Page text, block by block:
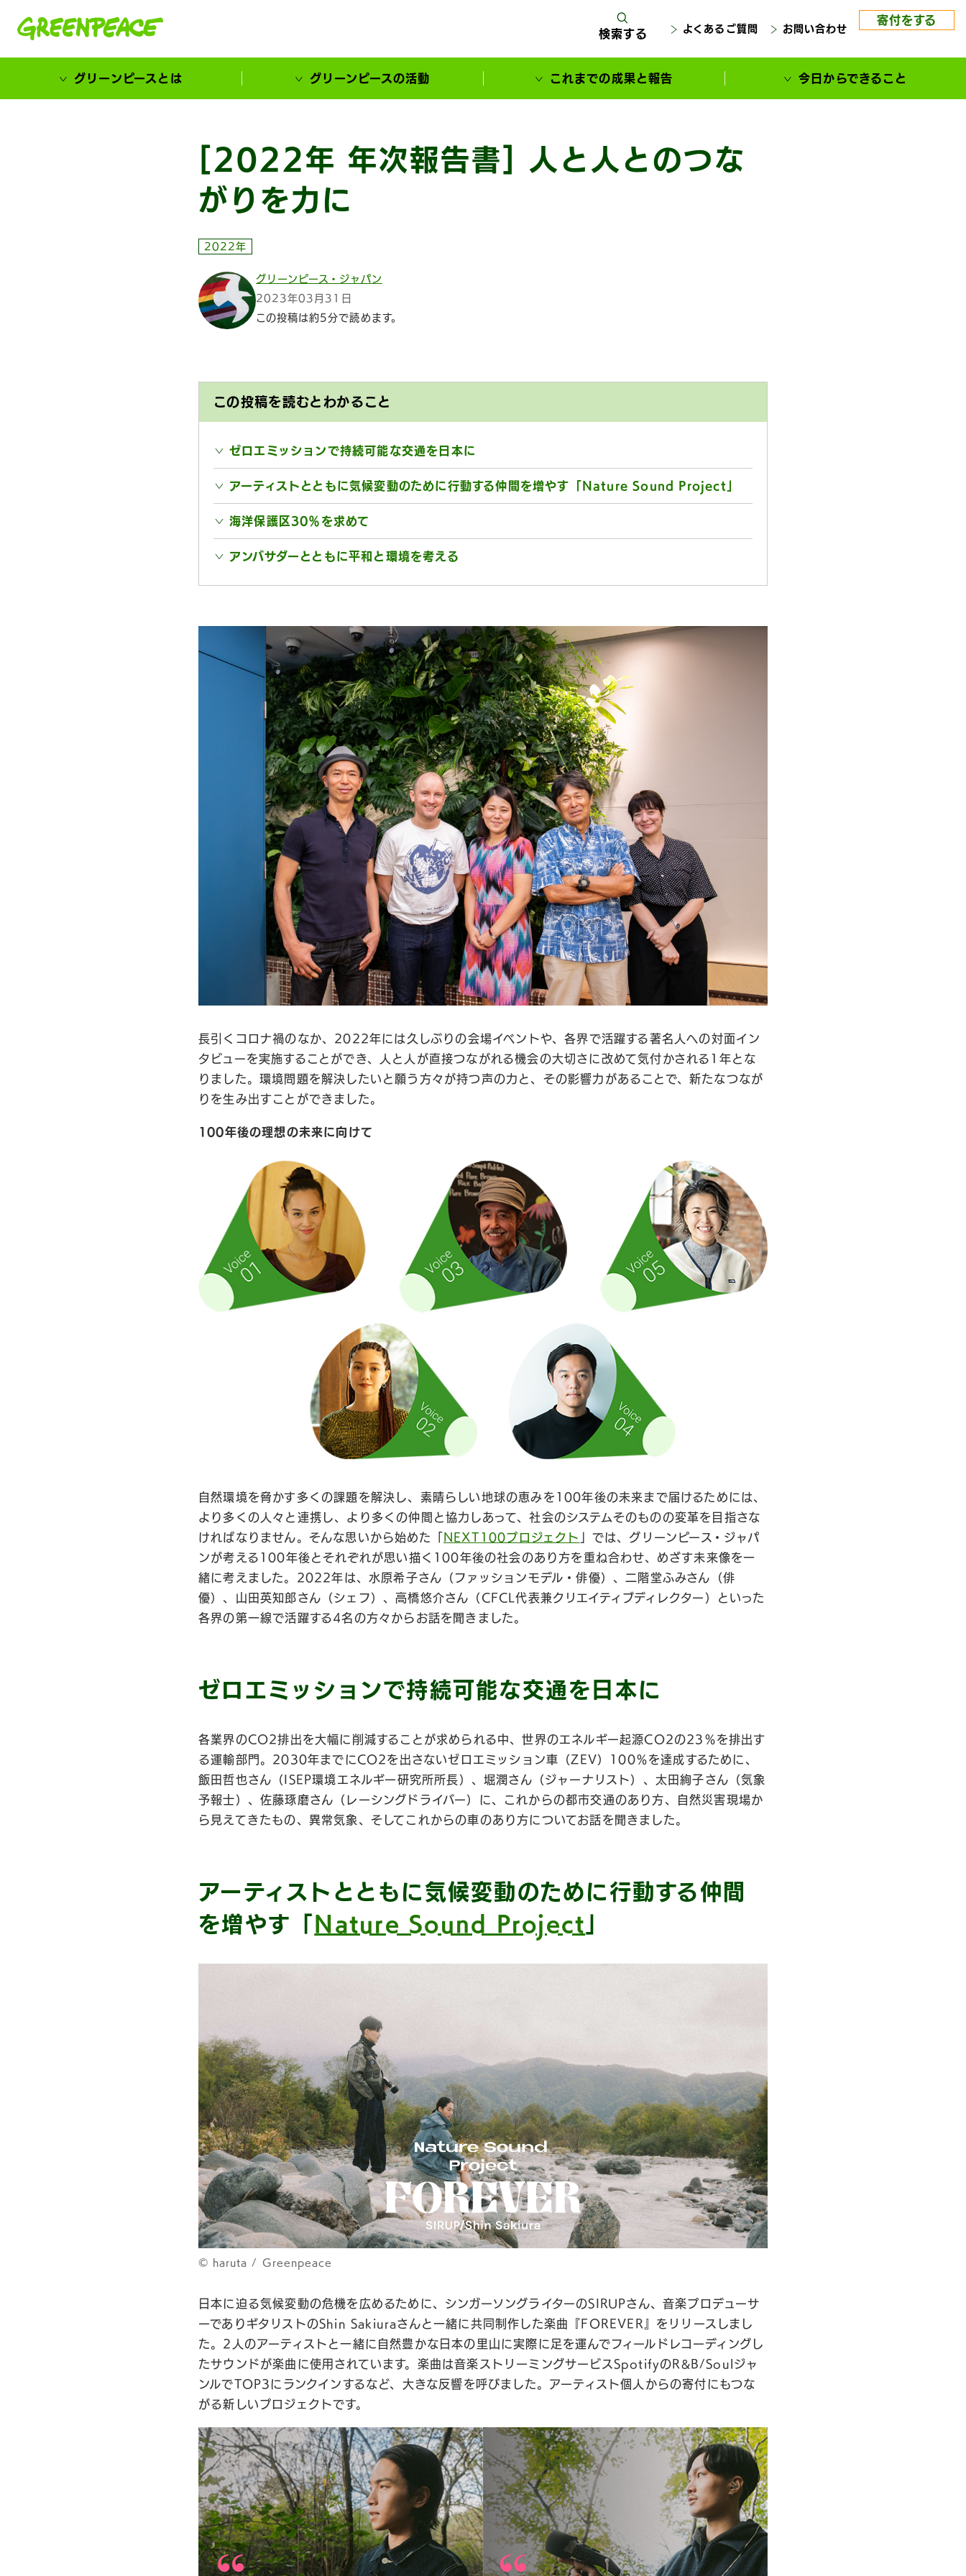
検索する よくあるご質問 お問い合わせ
寄付をする
グリーンピースとは グリーンピースの活動 これまでの成果と報告 今日からできること
[2022年 年次報告書] 人と人とのつな
がりを力に
2022年
グリーンピース・ジャパン
2023年03月31日
この投稿は約5分で読めます。
この投稿を読むとわかること
ゼロエミッションで持続可能な交通を日本に
アーティストとともに気候変動のために行動する仲間を増やす「Nature Sound Project」
海洋保護区30％を求めて
アンバサダーとともに平和と環境を考える
長引くコロナ禍のなか、2022年には久しぶりの会場イベントや、各界で活躍する著名人への対面イン
タビューを実施することができ、人と人が直接つながれる機会の大切さに改めて気付かされる1年とな
りました。環境問題を解決したいと願う方々が持つ声の力と、その影響力があることで、新たなつなが
りを生み出すことができました。
100年後の理想の未来に向けて
自然環境を脅かす多くの課題を解決し、素晴らしい地球の恵みを100年後の未来まで届けるためには、
より多くの人々と連携し、より多くの仲間と協力しあって、社会のシステムそのものの変革を目指さな
ければなりません。そんな思いから始めた「
NEXT100プロジェクト
」では、グリーンピース・ジャパ
ンが考える100年後とそれぞれが思い描く100年後の社会のあり方を重ね合わせ、めざす未来像を一
緒に考えました。2022年は、水原希子さん（ファッションモデル・俳優）、二階堂ふみさん（俳
優）、山田英知郎さん（シェフ）、高橋悠介さん（CFCL代表兼クリエイティブディレクター）といった
各界の第一線で活躍する4名の方々からお話を聞きました。
ゼロエミッションで持続可能な交通を日本に
各業界のCO2排出を大幅に削減することが求められる中、世界のエネルギー起源CO2の23％を排出す
る運輸部門。2030年までにCO2を出さないゼロエミッション車（ZEV）100％を達成するために、
飯田哲也さん（ISEP環境エネルギー研究所所長）、堀潤さん（ジャーナリスト）、太田絢子さん（気象
予報士）、佐藤琢磨さん（レーシングドライバー）に、これからの都市交通のあり方、自然災害現場か
ら見えてきたもの、異常気象、そしてこれからの車のあり方についてお話を聞きました。
アーティストとともに気候変動のために行動する仲間
を増やす「
Nature Sound Project
©︎ haruta / Greenpeace
日本に迫る気候変動の危機を広めるために、シンガーソングライターのSIRUPさん、音楽プロデューサ
ーでありギタリストのShin Sakiuraさんと一緒に共同制作した楽曲『FOREVER』をリリースしまし
た。2人のアーティストと一緒に自然豊かな日本の里山に実際に足を運んでフィールドレコーディングし
たサウンドが楽曲に使用されています。楽曲は音楽ストリーミングサービスSpotifyのR&B/Soulジャ
ンルでTOP3にランクインするなど、大きな反響を呼びました。アーティスト個人からの寄付にもつな
がる新しいプロジェクトです。